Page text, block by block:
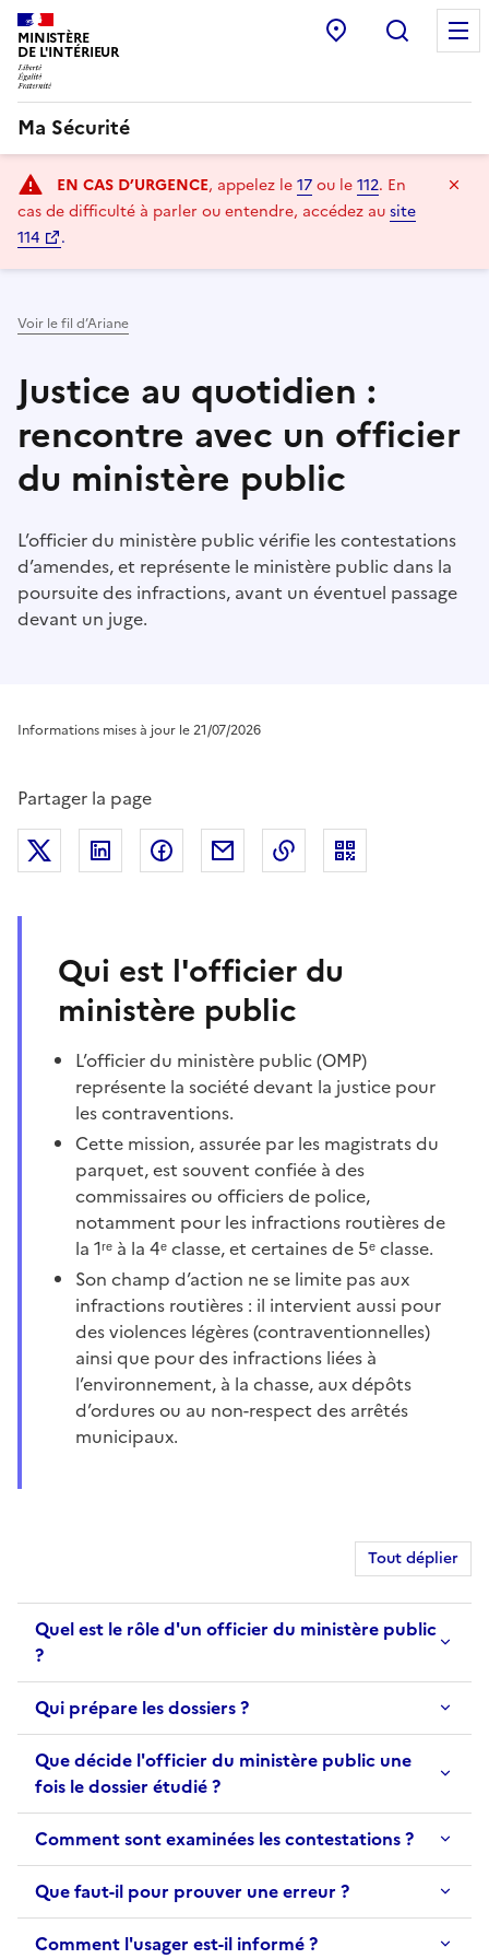
MINISTÈRE
DE L'INTÉRIEUR
Point d’accueil
Ma Sécurité
principaleEN CAS D’URGENCE, appelez le17ou le112. En
cas de difficulté à parler ou entendre, accédez ausite
114
.
Voir le fil d’Ariane
Justice au quotidien :
rencontre avec un officier
du ministère public
L’officier du ministère public vérifie les contestations
d’amendes, et représente le ministère public dans la
poursuite des infractions, avant un éventuel passage
devant un juge.
Informations mises à jour le 21/07/2026
Partager la page
Partager sur Twitter
Partager sur LinkedIn
Partager sur Facebook
Partager par mailCopier dans le
Qui est l'officier du
ministère public
L’officier du ministère public (OMP)
représente la société devant la justice pour
les contraventions.
Cette mission, assurée par les magistrats du
parquet, est souvent confiée à des
commissaires ou officiers de police,
notamment pour les infractions routières de
la 1ʳᵉ à la 4ᵉ classe, et certaines de 5ᵉ classe.
Son champ d’action ne se limite pas aux
infractions routières : il intervient aussi pour
des violences légères (contraventionnelles)
ainsi que pour des infractions liées à
l’environnement, à la chasse, aux dépôts
d’ordures ou au non-respect des arrêtés
municipaux.
Tout déplier
Quel est le rôle d'un officier du ministère public
?
Qui prépare les dossiers ?
Que décide l'officier du ministère public une
fois le dossier étudié ?
Comment sont examinées les contestations ?
Que faut-il pour prouver une erreur ?
Comment l'usager est-il informé ?